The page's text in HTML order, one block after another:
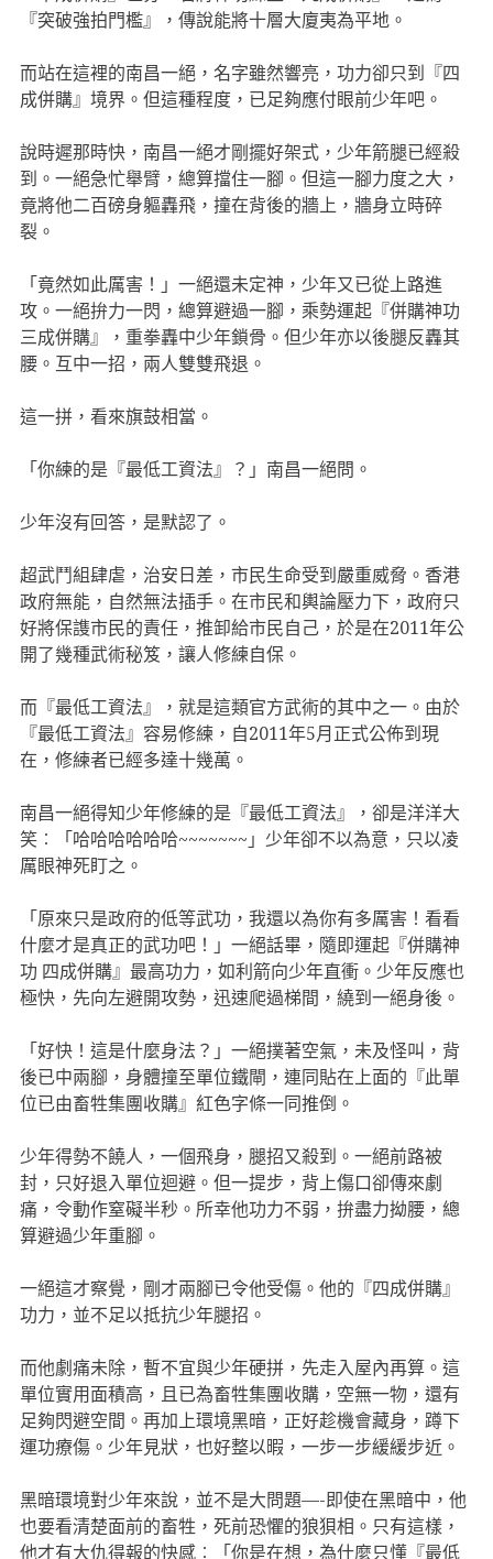
『突破強拍門檻』，傳說能將十層大廈夷為平地。
而站在這裡的南昌一絕，名字雖然響亮，功力卻只到『四
成併購』境界。但這種程度，已足夠應付眼前少年吧。
說時遲那時快，南昌一絕才剛擺好架式，少年箭腿已經殺
到。一絕急忙舉臂，總算擋住一腳。但這一腳力度之大，
竟將他二百磅身軀轟飛，撞在背後的牆上，牆身立時碎
裂。
「竟然如此厲害！」一絕還未定神，少年又已從上路進
攻。一絕拚力一閃，總算避過一腳，乘勢運起『併購神功
三成併購』，重拳轟中少年鎖骨。但少年亦以後腿反轟其
腰。互中一招，兩人雙雙飛退。
這一拼，看來旗鼓相當。
「你練的是『最低工資法』？」南昌一絕問。
少年沒有回答，是默認了。
超武鬥組肆虐，治安日差，市民生命受到嚴重威脅。香港
政府無能，自然無法插手。在市民和輿論壓力下，政府只
好將保謢市民的責任，推卸給市民自己，於是在2011年公
開了幾種武術秘笈，讓人修練自保。
而『最低工資法』，就是這類官方武術的其中之一。由於
『最低工資法』容易修練，自2011年5月正式公佈到現
在，修練者已經多達十幾萬。
南昌一絕得知少年修練的是『最低工資法』，卻是洋洋大
笑︰「哈哈哈哈哈哈~~~~~~~」少年卻不以為意，只以凌
厲眼神死盯之。
「原來只是政府的低等武功，我還以為你有多厲害！看看
什麼才是真正的武功吧！」一絕話畢，隨即運起『併購神
功 四成併購』最高功力，如利箭向少年直衝。少年反應也
極快，先向左避開攻勢，迅速爬過梯間，繞到一絕身後。
「好快！這是什麼身法？」一絕撲著空氣，未及怪叫，背
後已中兩腳，身體撞至單位鐵閘，連同貼在上面的『此單
位已由畜牲集團收購』紅色字條一同推倒。
少年得勢不饒人，一個飛身，腿招又殺到。一絕前路被
封，只好退入單位迴避。但一提步，背上傷口卻傳來劇
痛，令動作窒礙半秒。所幸他功力不弱，拚盡力拗腰，總
算避過少年重腳。
一絕這才察覺，剛才兩腳已令他受傷。他的『四成併購』
功力，並不足以抵抗少年腿招。
而他劇痛未除，暫不宜與少年硬拼，先走入屋內再算。這
單位實用面積高，且已為畜牲集團收購，空無一物，還有
足夠閃避空間。再加上環境黑暗，正好趁機會藏身，蹲下
運功療傷。少年見狀，也好整以暇，一步一步緩緩步近。
黑暗環境對少年來說，並不是大問題—-即使在黑暗中，他
也要看清楚面前的畜牲，死前恐懼的狼狽相。只有這樣，
他才有大仇得報的快感︰「你是在想，為什麼只懂『最低